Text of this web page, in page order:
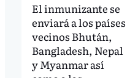
El inmunizante se
enviará a los países
vecinos Bhután,
Bangladesh, Nepal
y Myanmar así